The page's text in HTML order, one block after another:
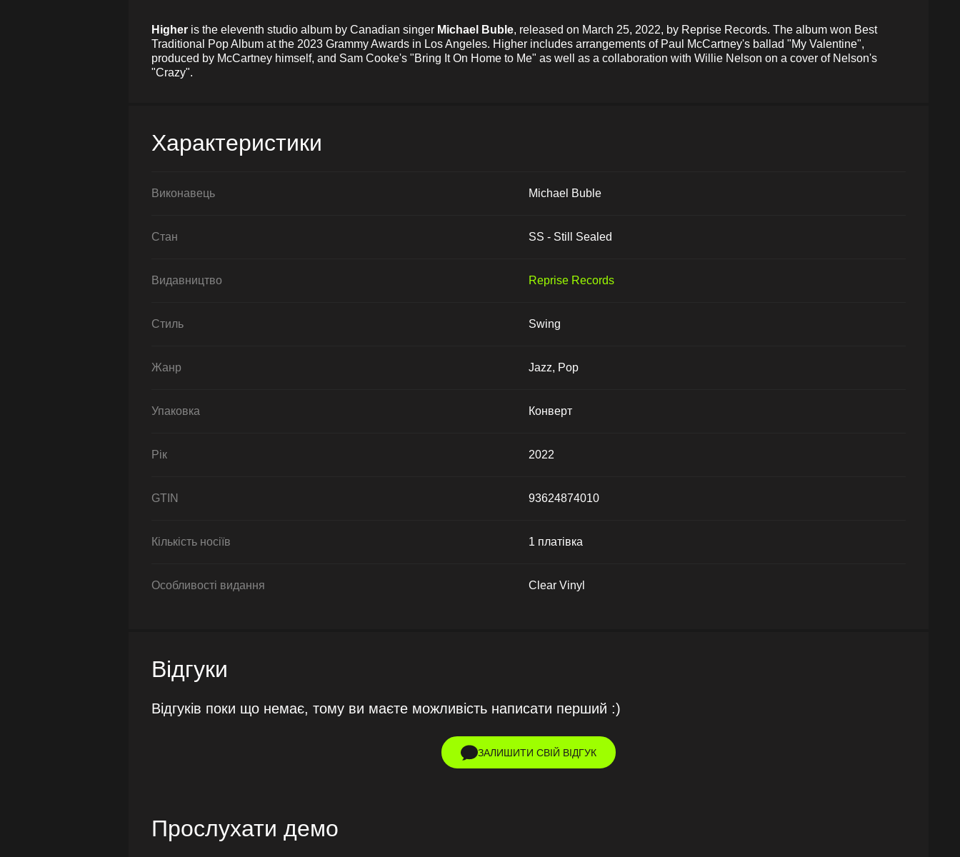
Higher is the eleventh studio album by Canadian singer Michael Buble, released on March 25, 2022, by Reprise Records. The album won Best
Traditional Pop Album at the 2023 Grammy Awards in Los Angeles. Higher includes arrangements of Paul McCartney's ballad "My Valentine",
produced by McCartney himself, and Sam Cooke's "Bring It On Home to Me" as well as a collaboration with Willie Nelson on a cover of Nelson's
"Crazy".
Характеристики
Виконавець Michael Buble
Стан SS - Still Sealed
Видавництво Reprise Records
Стиль Swing
Жанр Jazz, Pop
Упаковка Конверт
Рік 2022
GTIN 93624874010
Кількість носіїв 1 платівка
Особливості видання Clear Vinyl
Відгуки
Відгуків поки що немає, тому ви маєте можливість написати перший :)
ЗАЛИШИТИ СВІЙ ВІДГУК
Прослухати демо